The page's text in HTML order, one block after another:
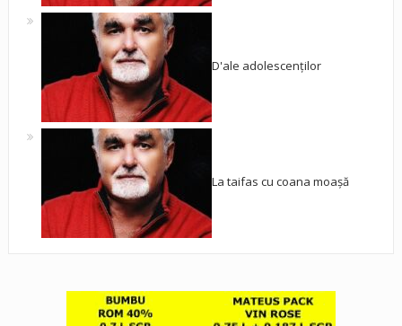
D'ale adolescenților
La taifas cu coana moașă